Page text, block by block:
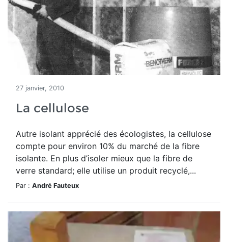
27 janvier, 2010
La cellulose
Autre isolant apprécié des écologistes, la cellulose
compte pour environ 10% du marché de la fibre
isolante. En plus d’isoler mieux que la fibre de
verre standard; elle utilise un produit recyclé,...
Par : André Fauteux